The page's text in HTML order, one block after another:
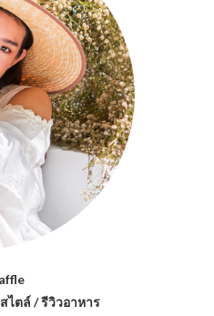
ไตล์ / รีวิวอาหาร